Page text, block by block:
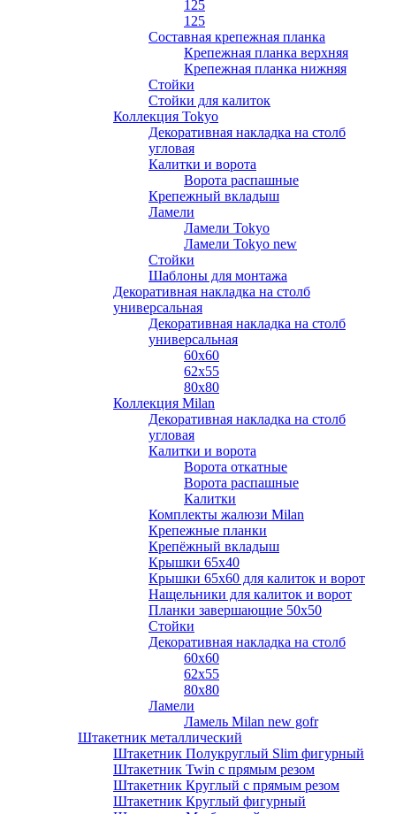
125
125
Составная крепежная планка
Крепежная планка верхняя
Крепежная планка нижняя
Стойки
Стойки для калиток
Коллекция Tokyo
Декоративная накладка на столб
угловая
Калитки и ворота
Ворота распашные
Крепежный вкладыш
Ламели
Ламели Tokyo
Ламели Tokyo new
Стойки
Шаблоны для монтажа
Декоративная накладка на столб
универсальная
Декоративная накладка на столб
универсальная
60х60
62х55
80х80
Коллекция Milan
Декоративная накладка на столб
угловая
Калитки и ворота
Ворота откатные
Ворота распашные
Калитки
Комплекты жалюзи Milan
Крепежные планки
Крепёжный вкладыш
Крышки 65х40
Крышки 65х60 для калиток и ворот
Нащельники для калиток и ворот
Планки завершающие 50х50
Стойки
Декоративная накладка на столб
60х60
62х55
80х80
Ламели
Ламель Milan new gofr
Штакетник металлический
Штакетник Полукруглый Slim фигурный
Штакетник Twin с прямым резом
Штакетник Круглый с прямым резом
Штакетник Круглый фигурный